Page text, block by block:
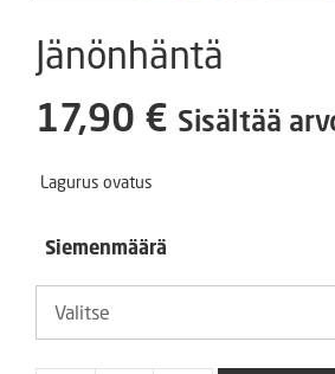
Jänönhäntä
17,90 € Sisältää
Lagurus ovatus
Siemenmäärä